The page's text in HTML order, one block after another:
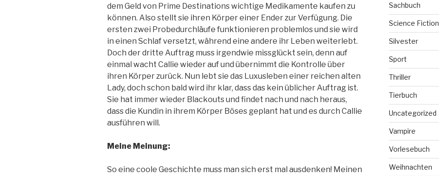
dem Geld von Prime Destinations wichtige Medikamente kaufen zu
können. Also stellt sie ihren Körper einer Ender zur Verfügung. Die
ersten zwei Probedurchläufe funktionieren problemlos und sie wird
in einen Schlaf versetzt, während eine andere ihr Leben weiterlebt.
Doch der dritte Auftrag muss irgendwie missglückt sein, denn auf
einmal wacht Callie wieder auf und übernimmt die Kontrolle über
ihren Körper zurück. Nun lebt sie das Luxusleben einer reichen alten
Lady, doch schon bald wird ihr klar, dass das kein üblicher Auftrag ist.
Sie hat immer wieder Blackouts und findet nach und nach heraus,
dass die Kundin in ihrem Körper Böses geplant hat und es durch Callie
ausführen will.
Meine Meinung:
So eine coole Geschichte muss man sich erst mal ausdenken! Meinen
Sachbuch
Science Fiction
Silvester
Sport
Thriller
Tierbuch
Uncategorized
Vampire
Vorlesebuch
Weihnachten